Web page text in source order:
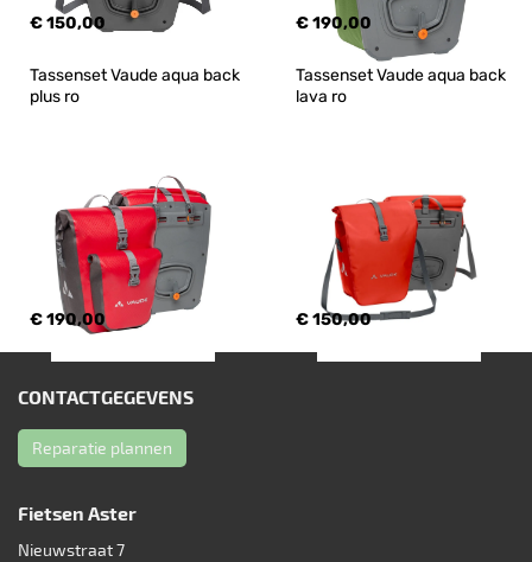
€ 150,00 € 190,00
Tassenset Vaude aqua back
plus ro
€ 190,00
Tassenset Vaude aqua back
lava ro
€ 150,00
CONTACTGEGEVENS
Reparatie plannen
Fietsen Aster
Nieuwstraat 7